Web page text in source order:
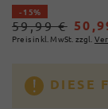
- 15%
59,99 €
Preis inkl. MwSt. zzgl.
DIESE